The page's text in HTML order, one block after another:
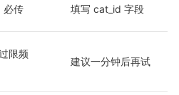
必传
填写 cat_id 字段
限频
建议一分钟后再试